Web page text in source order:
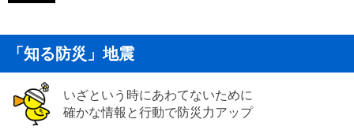
「知る防災」地震
いざという時にあわてないために
確かな情報と行動で防災力アップ